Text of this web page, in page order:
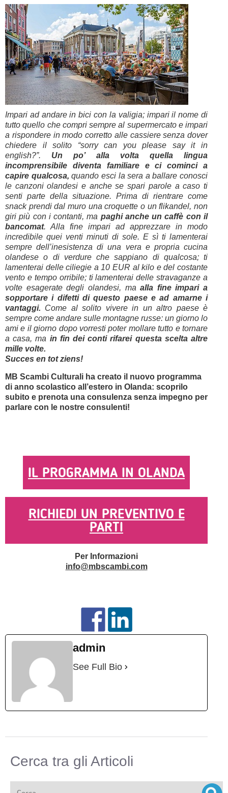
Impari ad andare in bici con la valigia; impari il nome di
tutto quello che compri sempre al supermercato e impari
a rispondere in modo corretto alle cassiere senza dover
chiedere il solito “sorry can you please say it in
english?”. Un po’ alla volta quella lingua
incomprensibile diventa familiare e ci cominci a
capire qualcosa, quando esci la sera a ballare conosci
le canzoni olandesi e anche se spari parole a caso ti
senti parte della situazione. Prima di rientrare come
snack prendi dal muro una croquette o un flikandel, non
giri più con i contanti, ma paghi anche un caffè con il
bancomat. Alla fine impari ad apprezzare in modo
incredibile quei venti minuti di sole. E sì ti lamenterai
sempre dell’inesistenza di una vera e propria cucina
olandese o di verdure che sappiano di qualcosa; ti
lamenterai delle ciliegie a 10 EUR al kilo e del costante
vento e tempo orribile; ti lamenterai delle stravaganze a
volte esagerate degli olandesi, maalla fine impari a
sopportare i difetti di questo paese e ad amarne i
vantaggi. Come al solito vivere in un altro paese è
sempre come andare sulle montagne russe: un giorno lo
ami e il giorno dopo vorresti poter mollare tutto e tornare
a casa, ma in fin dei conti rifarei questa scelta altre
mille volte.
Succes en tot ziens!
MB Scambi Culturali ha creato il nuovo programma
di anno scolastico all’estero in Olanda: scoprilo
subito e prenota una consulenza senza impegno per
parlare con le nostre consulenti!
IL PROGRAMMA IN OLANDA
RICHIEDI UN PREVENTIVO E
PARTI
Per Informazioni
info@mbscambi.com
admin
See Full Bio
Cerca tra gli Articoli